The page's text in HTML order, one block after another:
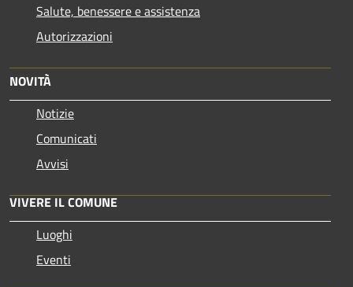
Salute, benessere e assistenza
Autorizzazioni
NOVITÀ
Notizie
Comunicati
Avvisi
VIVERE IL COMUNE
Luoghi
Eventi